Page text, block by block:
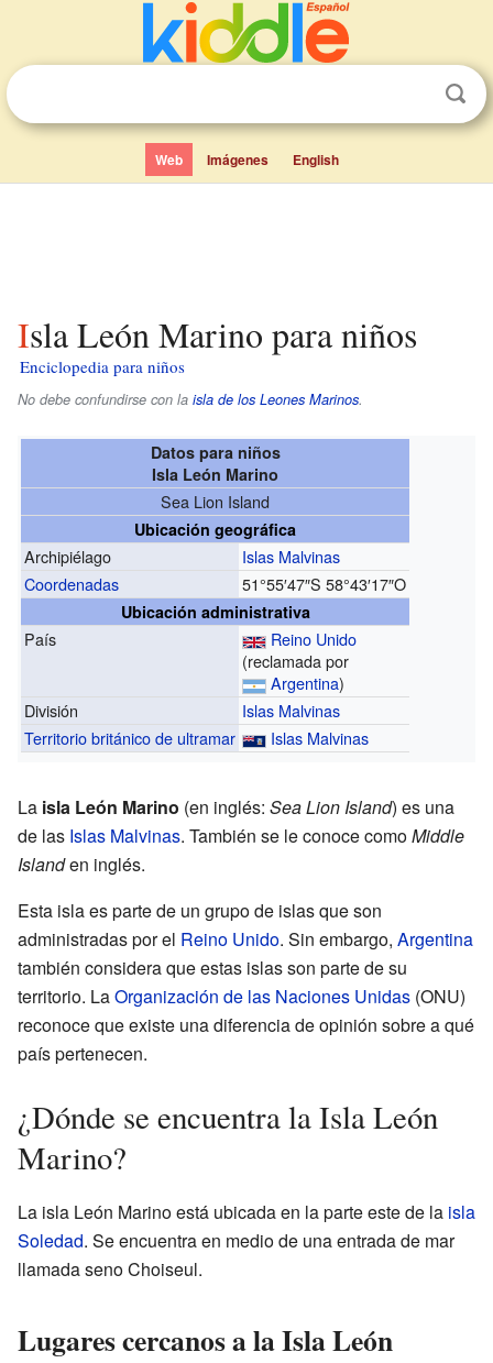
Web Imágenes English
Isla León Marino para niños
Enciclopedia para niños
No debe confundirse con la isla de los Leones Marinos.
Datos para niños
Isla León Marino
Sea Lion Island
Ubicación geográfica
Archipiélago
Islas Malvinas
Coordenadas
51°55′47″S 58°43′17″O
Ubicación administrativa
País
Reino Unido
(reclamada por
Argentina)
División
Islas Malvinas
Territorio británico de ultramar
Islas Malvinas
La isla León Marino (en inglés: Sea Lion Island) es una
de las Islas Malvinas. También se le conoce comoMiddle
Islanden inglés.
Esta isla es parte de un grupo de islas que son
administradas por el Reino Unido. Sin embargo, Argentina
también considera que estas islas son parte de su
territorio. LaOrganización de las Naciones Unidas (ONU)
reconoce que existe una diferencia de opinión sobre a qué
país pertenecen.
¿Dónde se encuentra la Isla León
Marino?
La isla León Marino está ubicada en la parte este de la isla
Soledad. Se encuentra en medio de una entrada de mar
llamada seno Choiseul.
Lugares cercanos a la Isla León